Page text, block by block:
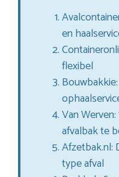
en
flexibel
Van
afvalbak te
Afzetbak.nl:
type afval